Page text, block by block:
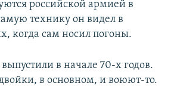
российской армией в
технику он видел в
когда сам носил погоны.
в начале 70-х годов.
в основном, и воюют-то.